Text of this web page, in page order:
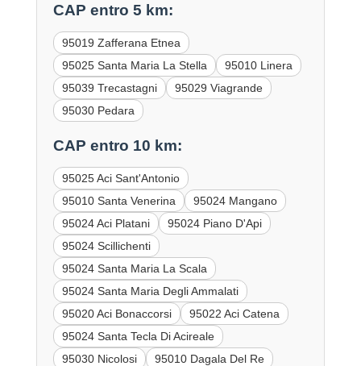
CAP entro 5 km:
95019 Zafferana Etnea
95025 Santa Maria La Stella
95010 Linera
95039 Trecastagni
95029 Viagrande
95030 Pedara
CAP entro 10 km:
95025 Aci Sant'Antonio
95010 Santa Venerina
95024 Mangano
95024 Aci Platani
95024 Piano D'Api
95024 Scillichenti
95024 Santa Maria La Scala
95024 Santa Maria Degli Ammalati
95020 Aci Bonaccorsi
95022 Aci Catena
95024 Santa Tecla Di Acireale
95030 Nicolosi
95010 Dagala Del Re